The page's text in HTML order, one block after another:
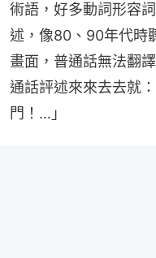
術語，好多動詞形容
述，像80、90年代時
畫面，普通話無法翻
通話評述來來去去就
門！…」